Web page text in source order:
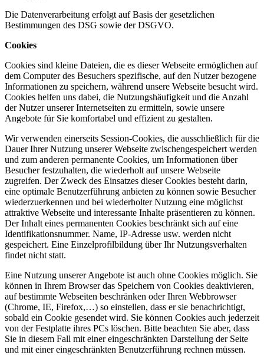
Die Datenverarbeitung erfolgt auf Basis der gesetzlichen
Bestimmungen des DSG sowie der DSGVO.
Cookies
Cookies sind kleine Dateien, die es dieser Webseite ermöglichen auf
dem Computer des Besuchers spezifische, auf den Nutzer bezogene
Informationen zu speichern, während unsere Webseite besucht wird.
Cookies helfen uns dabei, die Nutzungshäufigkeit und die Anzahl
der Nutzer unserer Internetseiten zu ermitteln, sowie unsere
Angebote für Sie komfortabel und effizient zu gestalten.
Wir verwenden einerseits Session-Cookies, die ausschließlich für die
Dauer Ihrer Nutzung unserer Webseite zwischengespeichert werden
und zum anderen permanente Cookies, um Informationen über
Besucher festzuhalten, die wiederholt auf unsere Webseite
zugreifen. Der Zweck des Einsatzes dieser Cookies besteht darin,
eine optimale Benutzerführung anbieten zu können sowie Besucher
wiederzuerkennen und bei wiederholter Nutzung eine möglichst
attraktive Webseite und interessante Inhalte präsentieren zu können.
Der Inhalt eines permanenten Cookies beschränkt sich auf eine
Identifikationsnummer. Name, IP-Adresse usw. werden nicht
gespeichert. Eine Einzelprofilbildung über Ihr Nutzungsverhalten
findet nicht statt.
Eine Nutzung unserer Angebote ist auch ohne Cookies möglich. Sie
können in Ihrem Browser das Speichern von Cookies deaktivieren,
auf bestimmte Webseiten beschränken oder Ihren Webbrowser
(Chrome, IE, Firefox,…) so einstellen, dass er sie benachrichtigt,
sobald ein Cookie gesendet wird. Sie können Cookies auch jederzeit
von der Festplatte ihres PCs löschen. Bitte beachten Sie aber, dass
Sie in diesem Fall mit einer eingeschränkten Darstellung der Seite
und mit einer eingeschränkten Benutzerführung rechnen müssen.